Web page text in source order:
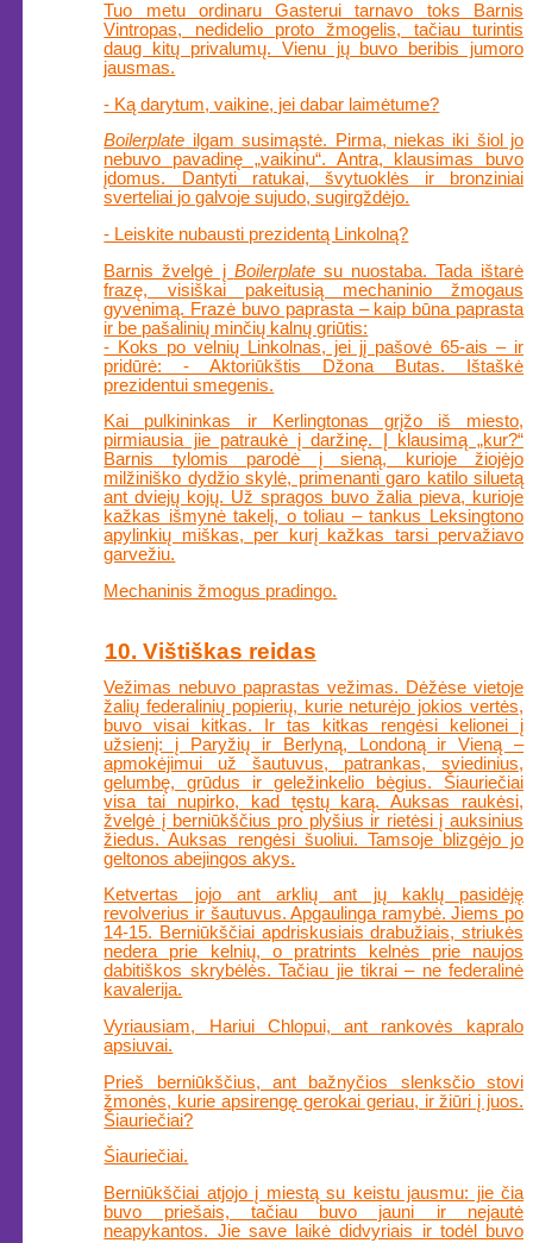
Tuo metu ordinaru Gasterui tarnavo toks Barnis
Vintropas, nedidelio proto žmogelis, tačiau turintis
daug kitų privalumų. Vienu jų buvo beribis jumoro
jausmas.
- Ką darytum, vaikine, jei dabar laimėtume?
Boilerplate ilgam susimąstė. Pirma, niekas iki šiol jo
nebuvo pavadinę „vaikinu“. Antra, klausimas buvo
įdomus. Dantyti ratukai, švytuoklės ir bronziniai
sverteliai jo galvoje sujudo, sugirgždėjo.
- Leiskite nubausti prezidentą Linkolną?
Barnis žvelgė į Boilerplatesu nuostaba. Tada ištarė
frazę, visiškai pakeitusią mechaninio žmogaus
gyvenimą. Frazė buvo paprasta – kaip būna paprasta
ir be pašalinių minčių kalnų griūtis:
- Koks po velnių Linkolnas, jei jį pašovė 65-ais – ir
pridūrė: - Aktoriūkštis Džona Butas. Ištaškė
prezidentui smegenis.
Kai pulkininkas ir Kerlingtonas grįžo iš miesto,
pirmiausia jie patraukė į daržinę. Į klausimą „kur?“
Barnis tylomis parodė į sieną, kurioje žiojėjo
milžiniško dydžio skylė, primenanti garo katilo siluetą
ant dviejų kojų. Už spragos buvo žalia pieva, kurioje
kažkas išmynė takelį, o toliau – tankus Leksingtono
apylinkių miškas, per kurį kažkas tarsi pervažiavo
garvežiu.
Mechaninis žmogus pradingo.
10. Vištiškas reidas
Vežimas nebuvo paprastas vežimas. Dėžėse vietoje
žalių federalinių popierių, kurie neturėjo jokios vertės,
buvo visai kitkas. Ir tas kitkas rengėsi kelionei į
užsienį: į Paryžių ir Berlyną, Londoną ir Vieną –
apmokėjimui už šautuvus, patrankas, sviedinius,
gelumbę, grūdus ir geležinkelio bėgius. Šiauriečiai
visa tai nupirko, kad tęstų karą. Auksas raukėsi,
žvelgė į berniūkščius pro plyšius ir rietėsi į auksinius
žiedus. Auksas rengėsi šuoliui. Tamsoje blizgėjo jo
geltonos abejingos akys.
Ketvertas jojo ant arklių ant jų kaklų pasidėję
revolverius ir šautuvus. Apgaulinga ramybė. Jiems po
14-15. Berniūkščiai apdriskusiais drabužiais, striukės
nedera prie kelnių, o pratrints kelnės prie naujos
dabitiškos skrybėlės. Tačiau jie tikrai – ne federalinė
kavalerija.
Vyriausiam, Hariui Chlopui, ant rankovės kapralo
apsiuvai.
Prieš berniūkščius, ant bažnyčios slenksčio stovi
žmonės, kurie apsirengę gerokai geriau, ir žiūri į juos.
Šiauriečiai?
Šiauriečiai.
Berniūkščiai atjojo į miestą su keistu jausmu: jie čia
buvo priešais, tačiau buvo jauni ir nejautė
neapykantos. Jie save laikė didvyriais ir todėl buvo